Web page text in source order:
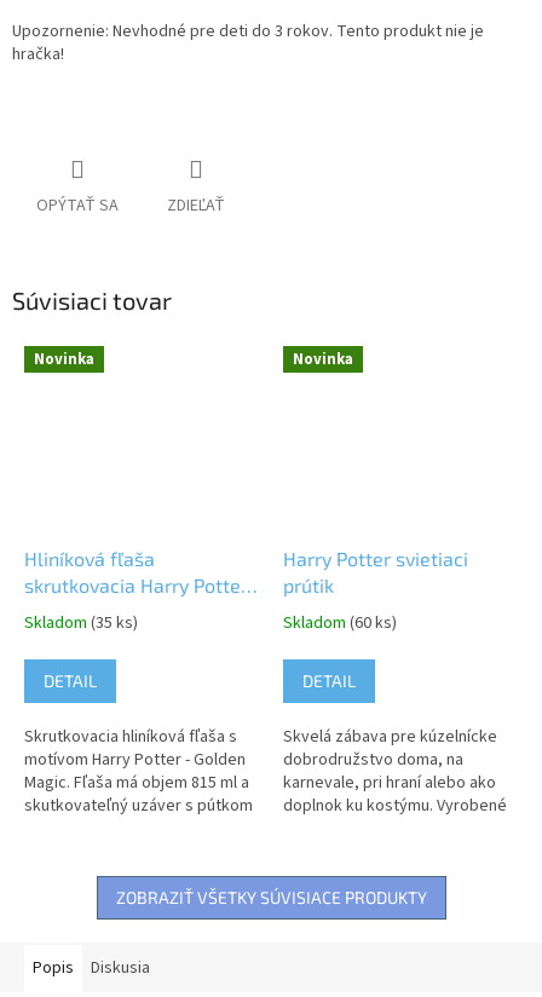
Upozornenie: Nevhodné pre deti do 3 rokov. Tento produkt nie je
hračka!
OPÝTAŤ SA ZDIEĽAŤ
Súvisiaci tovar
Novinka
Hliníková fľaša
skrutkovacia Harry Potter
- Golden Magic, 815 ml
Skladom (35 ks)
DETAIL
Skrutkovacia hliníková fľaša s
motívom Harry Potter - Golden
Magic. Fľaša má objem 815 ml a
skutkovateľný uzáver s pútkom
Novinka
Harry Potter svietiaci
prútik
Skladom (60 ks)
DETAIL
Skvelá zábava pre kúzelnícke
dobrodružstvo doma, na
karnevale, pri hraní alebo ako
doplnok ku kostýmu. Vyrobené
ZOBRAZIŤ VŠETKY SÚVISIACE PRODUKTY
Popis Diskusia